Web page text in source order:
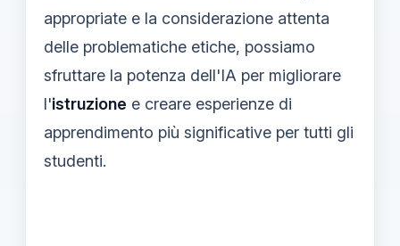
appropriate e la considerazione attenta
delle problematiche etiche, possiamo
sfruttare la potenza dell'IA per migliorare
l'istruzione e creare esperienze di
apprendimento più significative per tutti gli
studenti.